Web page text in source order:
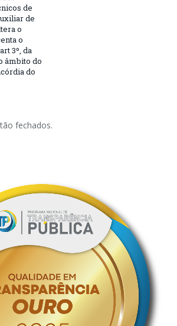
de
de
o
o
3º, da
âmbito do
do
fechados.